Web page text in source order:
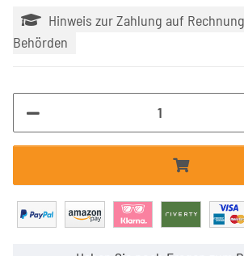
Hinweis zur Zahlung auf
Behörden